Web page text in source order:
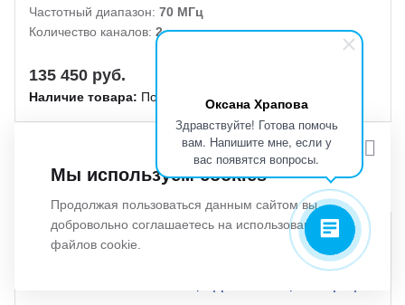
Оксана Храпова
Здравствуйте! Готова помочь
вам. Напишите мне, если у
вас появятся вопросы.
Частотный диапазон: 70 МГц
Количество каналов: 2
135 450 руб.
Наличие товара: Под заказ
Мы используем cookies
Продолжая пользоваться данным сайтом вы
добровольно соглашаетесь на использование
файлов cookie.